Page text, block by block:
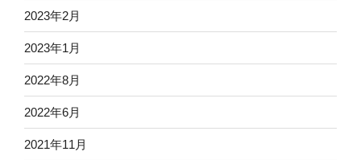
2023年2月
2023年1月
2022年8月
2022年6月
2021年11月